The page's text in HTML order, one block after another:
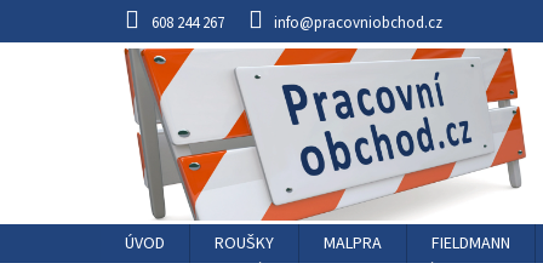
608 244 267 info@pracovniobchod.cz
ÚVOD ROUŠKY MALPRA FIELDMANN